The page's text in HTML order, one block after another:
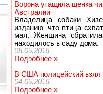
Ворона утащила щенка
Австралии
Владелица собаки
изданию, что птица
мая. Женщина
находилось в саду дома.
05.05.2016
Подробнее »
В США полицейский взял
04.05.2016
Подробнее »